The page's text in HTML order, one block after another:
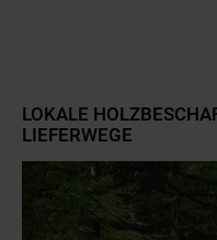
LOKALE
LIEFERWEGE